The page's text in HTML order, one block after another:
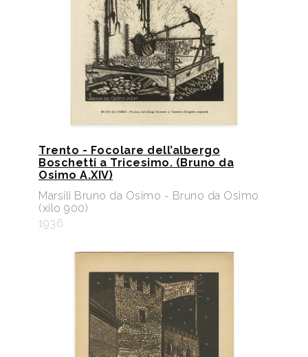
Trento - Focolare dell’albergo
Boschetti a Tricesimo. (Bruno da
Osimo A.XIV)
Marsili Bruno da Osimo - Bruno da Osimo
(xilo 900)
1936